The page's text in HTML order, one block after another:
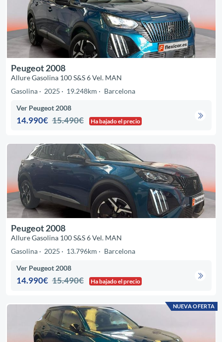
Peugeot 2008
Allure Gasolina 100 S&S 6 Vel. MAN
Gasolina
2025 19.248km Barcelona
Ver Peugeot 2008
14.990€ 15.490€ Ha bajado el precio
Peugeot 2008
Allure Gasolina 100 S&S 6 Vel. MAN
Gasolina
2025 13.796km Barcelona
Ver Peugeot 2008
14.990€ 15.490€ Ha bajado el precio
NUEVA OFERTA